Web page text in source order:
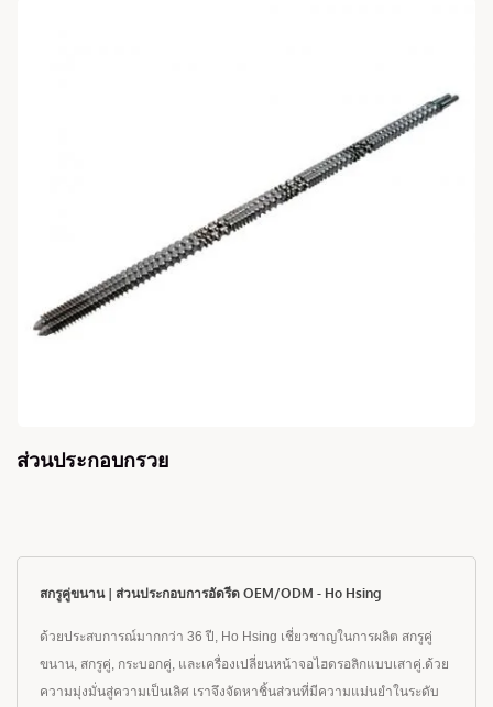
ส่วนประกอบกรวย
สกรูคู่ขนาน | ส่วนประกอบการอัดรีด OEM/ODM - Ho Hsing
ด้วยประสบการณ์มากกว่า 36 ปี, Ho Hsing เชี่ยวชาญในการผลิต สกรูคู่
ขนาน, สกรูคู่, กระบอกคู่, และเครื่องเปลี่ยนหน้าจอไฮดรอลิกแบบเสาคู่.ด้วย
ความมุ่งมั่นสู่ความเป็นเลิศ เราจึงจัดหาชิ้นส่วนที่มีความแม่นยำในระดับ